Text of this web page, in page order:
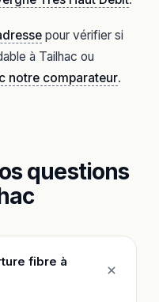
pour vérifier si
à Tailhac ou
notre comparateur.
questions
fibre à